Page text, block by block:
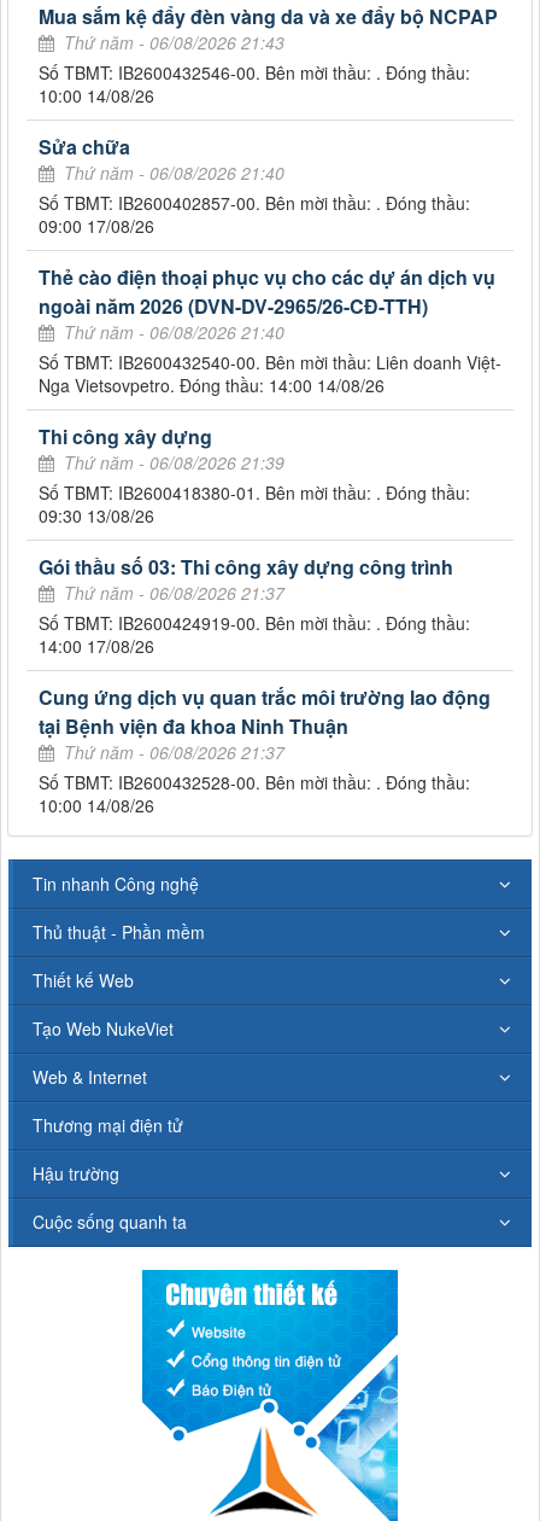
Mua sắm kệ đẩy đèn vàng da và xe đẩy bộ NCPAP
Thứ năm - 06/08/2026 21:43
Số TBMT: IB2600432546-00. Bên mời thầu: . Đóng thầu:
10:00 14/08/26
Sửa chữa
Thứ năm - 06/08/2026 21:40
Số TBMT: IB2600402857-00. Bên mời thầu: . Đóng thầu:
09:00 17/08/26
Thẻ cào điện thoại phục vụ cho các dự án dịch vụ
ngoài năm 2026 (DVN-DV-2965/26-CĐ-TTH)
Thứ năm - 06/08/2026 21:40
Số TBMT: IB2600432540-00. Bên mời thầu: Liên doanh Việt-
Nga Vietsovpetro. Đóng thầu: 14:00 14/08/26
Thi công xây dựng
Thứ năm - 06/08/2026 21:39
Số TBMT: IB2600418380-01. Bên mời thầu: . Đóng thầu:
09:30 13/08/26
Gói thầu số 03: Thi công xây dựng công trình
Thứ năm - 06/08/2026 21:37
Số TBMT: IB2600424919-00. Bên mời thầu: . Đóng thầu:
14:00 17/08/26
Cung ứng dịch vụ quan trắc môi trường lao động
tại Bệnh viện đa khoa Ninh Thuận
Thứ năm - 06/08/2026 21:37
Số TBMT: IB2600432528-00. Bên mời thầu: . Đóng thầu:
10:00 14/08/26
Tin nhanh Công nghệ
Thủ thuật - Phần mềm
Thiết kế Web
Tạo Web NukeViet
Web & Internet
Thương mại điện tử
Hậu trường
Cuộc sống quanh ta